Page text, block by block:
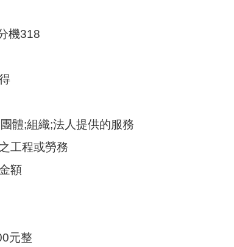
機318
體;組織;法人提供的服務
工程或勞務
額
元整